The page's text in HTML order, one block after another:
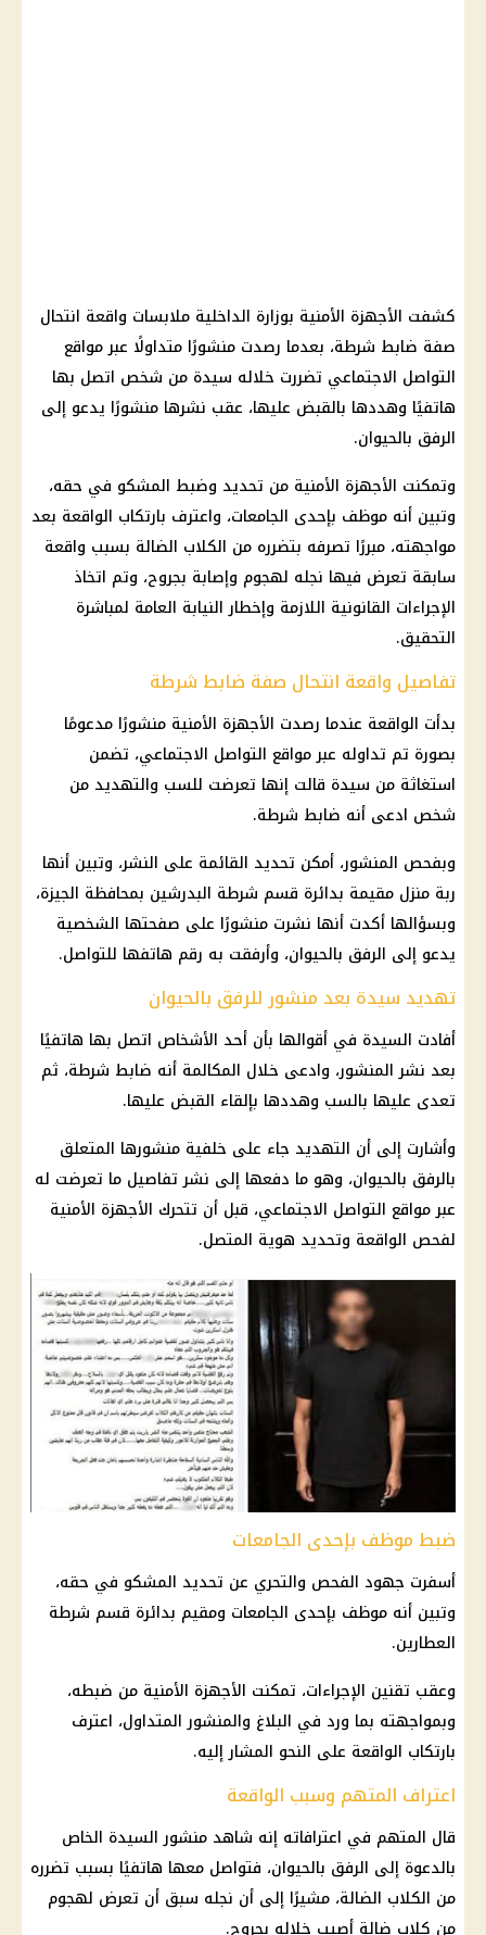
كشفت الأجهزة الأمنية بوزارة الداخلية ملابسات واقعة انتحال
صفة ضابط شرطة، بعدما رصدت منشورًا متداولًا عبر مواقع
التواصل الاجتماعي تضررت خلاله سيدة من شخص اتصل بها
هاتفيًا وهددها بالقبض عليها، عقب نشرها منشورًا يدعو إلى
الرفق بالحيوان.
وتمكنت الأجهزة الأمنية من تحديد وضبط المشكو في حقه،
وتبين أنه موظف بإحدى الجامعات، واعترف بارتكاب الواقعة بعد
مواجهته، مبررًا تصرفه بتضرره من الكلاب الضالة بسبب واقعة
سابقة تعرض فيها نجله لهجوم وإصابة بجروح، وتم اتخاذ
الإجراءات القانونية اللازمة وإخطار النيابة العامة لمباشرة
التحقيق.
تفاصيل واقعة انتحال صفة ضابط شرطة
بدأت الواقعة عندما رصدت الأجهزة الأمنية منشورًا مدعومًا
بصورة تم تداوله عبر مواقع التواصل الاجتماعي، تضمن
استغاثة من سيدة قالت إنها تعرضت للسب والتهديد من
شخص ادعى أنه ضابط شرطة.
وبفحص المنشور، أمكن تحديد القائمة على النشر، وتبين أنها
ربة منزل مقيمة بدائرة قسم شرطة البدرشين بمحافظة الجيزة،
وبسؤالها أكدت أنها نشرت منشورًا على صفحتها الشخصية
يدعو إلى الرفق بالحيوان، وأرفقت به رقم هاتفها للتواصل.
تهديد سيدة بعد منشور للرفق بالحيوان
أفادت السيدة في أقوالها بأن أحد الأشخاص اتصل بها هاتفيًا
بعد نشر المنشور، وادعى خلال المكالمة أنه ضابط شرطة، ثم
تعدى عليها بالسب وهددها بإلقاء القبض عليها.
وأشارت إلى أن التهديد جاء على خلفية منشورها المتعلق
بالرفق بالحيوان، وهو ما دفعها إلى نشر تفاصيل ما تعرضت له
عبر مواقع التواصل الاجتماعي، قبل أن تتحرك الأجهزة الأمنية
لفحص الواقعة وتحديد هوية المتصل.
ضبط موظف بإحدى الجامعات
أسفرت جهود الفحص والتحري عن تحديد المشكو في حقه،
وتبين أنه موظف بإحدى الجامعات ومقيم بدائرة قسم شرطة
العطارين.
وعقب تقنين الإجراءات، تمكنت الأجهزة الأمنية من ضبطه،
وبمواجهته بما ورد في البلاغ والمنشور المتداول، اعترف
بارتكاب الواقعة على النحو المشار إليه.
اعتراف المتهم وسبب الواقعة
قال المتهم في اعترافاته إنه شاهد منشور السيدة الخاص
بالدعوة إلى الرفق بالحيوان، فتواصل معها هاتفيًا بسبب تضرره
من الكلاب الضالة، مشيرًا إلى أن نجله سبق أن تعرض لهجوم